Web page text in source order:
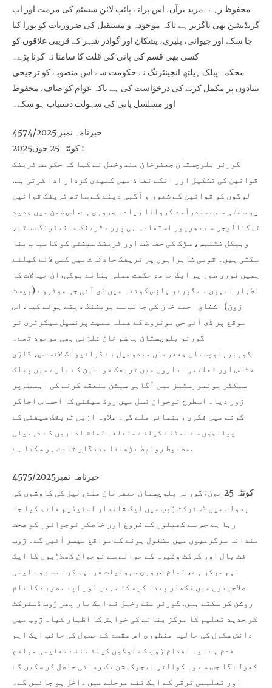
محفوظ رہے۔مزید برآں، اس پرانے پائپ لائن سسٹم کی مرمت اور اپ
گریڈیشن بھی ناگزیر ہے تاکہ موجودہ و مستقبل کی ضروریات کو پورا کیا
جا سکے اور جیوانی، پلیری، پشکان اور گوادر شہر کے قریبی علاقوں کو
کسی بھی قسم کی پانی کی قلت کا سامنا نہ کرنا پڑے۔
محکمہ پبلک ہیلتھ انجینئرنگ نے حکومت سے اس منصوبے کو ترجیحی
بنیادوں پر مکمل کرنے کی درخواست کی ہے تاکہ عوام کو صاف، محفوظ
اور مسلسل پانی کی سہولت دستیاب ہو سکے۔
خبرنامہ نمبر 4574/2025
کوئٹہ 25 جون2025 :
گورنر بلوچستان جعفرخان مندوخیل نے کہا کہ حکومت ٹریفک
قوانین کی تشکیل اور انکے نفاذ میں کلیدی کردار ادا کرتی ہے.
لوگوں کو قوانین کے شعور و آگہی دینے کے ساتھ ٹریفک قوانین
پر سختی سے عملدرآمد کروانا زیادہ ضروری ہے. اس ضمن میں جدید
ٹیکنالوجی سے بھرپور استفادہ ہی پورے ٹریفک مانیٹرنگ سسٹم،
وہیکل فٹنیس، سڑک کی حفاظت اور ٹریفک سیفٹی کو کامیاب بنا
سکتی ہیں۔ قومی شاہراہوں پر ٹریفک حادثات میں کمی لانے کیلئے
ہمیں فوری طور پر ایک جامع حکمت عملی بنانے ہوگی. ان خیالات کا
اظہار انہوں نے گورنر ہاؤس کوئٹہ میں ڈی آئی جی موٹروے (ویسٹ
زون) اشفاق احمد خان کی جانب سے بریفنگ دیتے ہوئے کیا. اس
موقع پر ڈی آئی جی موٹروے کے عملہ سمیت پرنسپل سیکرٹری ٹو
گورنر بلوچستان ہاشم خان غلزئی بھی موجود تھے۔
گورنربلوچستان جعفرخان مندوخیل نے ڈرائیونگ لائسنس، گاڑی
فٹنس اور تعلیمی اداروں میں ٹریفک قوانین کے بارے میں پبلک
سیکٹر یونیورسٹیز میں آگاہی سیشن منعقد کرنے کی اہمیت پر
زور دیا۔ اسطرح نوجوان نسل میں روڈ سیفٹی کا احساس اجاگر
کرنے میں فکری رہنمائی ملے گی۔ علاوہ ازیں ٹریفک سیفٹی کے
چیلنجوں سے نمٹنے کیلئے متعلقہ تمام اداروں کے درمیان
مضبوط روابط بڑھانا مددگار ثابت ہو سکتا ہے.
خبرنامہ نمبر4575/2025
کوئٹہ 25 جون: گورنر بلوچستان جعفرخان مندوخیل کی کاوشوں کی
بدولت میں ڈسٹرکٹ ژوب میں ایک شاندار اسٹیڈیم قائم کیا جا
رہا ہے جس سے کھیلوں کے فروغ اور خاصکر نوجوانوں کو صحت
مندانہ سرگرمیوں میں مشغول ہونے کے مواقع میسر آئیں گے۔ ژوب
فٹ بال اور کرکٹ وغیرہ کے حوالے سے نوجوان کھلاڑیوں کا ایک
اہم مرکز ہے، تمام ضروری سہولیات فراہم کرنے سے وہ اپنی
صلاحیتوں میں نکھار پیدا کر سکتے ہیں اور اپنے صوبے کا نام
روشن کر سکتے ہیں. گورنر مندوخیل نے ایک بار پھر ژوب ڈسٹرکٹ
کو جدید تعلیم کا مرکز بنانے کی خواہش کا اظہار کیا۔ ژوب میں
دانش سکول کی حالیہ منظوری اس مقصد کے حصول کی جانب ایک اہم
قدم ہے۔ یہ اقدام ژوب کے لوگوں کیلئے نئے تعلیمی مواقع
کھولے گا جس سے وہ کوالٹی ایجوکیشن تک رسائی حاصل کر سکیں گے
اور تعلیمی ترقی کے ایک نئے مرحلے میں داخل ہو جائیں گے۔